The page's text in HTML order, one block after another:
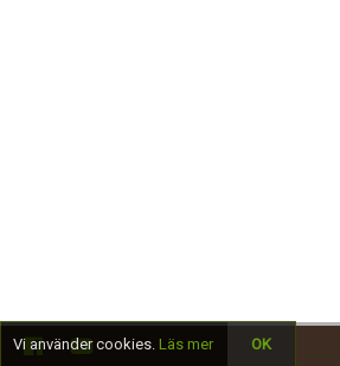
Vi använder cookies. Läs mer OK